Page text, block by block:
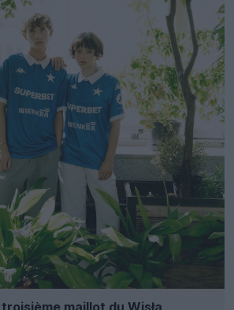
maillot du Wisła